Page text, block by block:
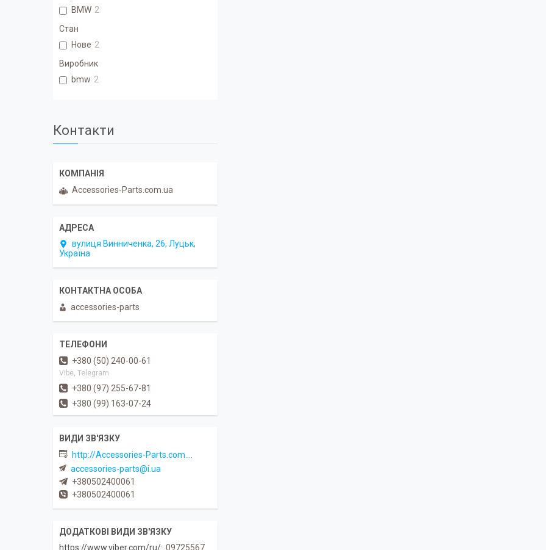
BMW 2
Стан
Нове 2
Виробник
bmw 2
Контакти
Accessories-Parts.com.ua
вулиця Винниченка, 26, Луцьк,
Україна
accessories-parts
+380 (50) 240-00-61
Vibe, Telegram
+380 (97) 255-67-81
+380 (99) 163-07-24
http://Accessories-Parts.com.ua
accessories-parts@i.ua
+380502400061
+380502400061
https://www.viber.com/ru/ 0972556781